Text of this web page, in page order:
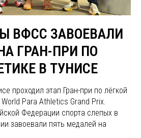
ВФСС ЗАВОЕВАЛИ
ГРАН-ПРИ ПО
В ТУНИСЕ
проходил этап Гран-при по лёгкой
Para Athletics Grand Prix.
Федерации спорта слепых в
завоевали пять медалей на